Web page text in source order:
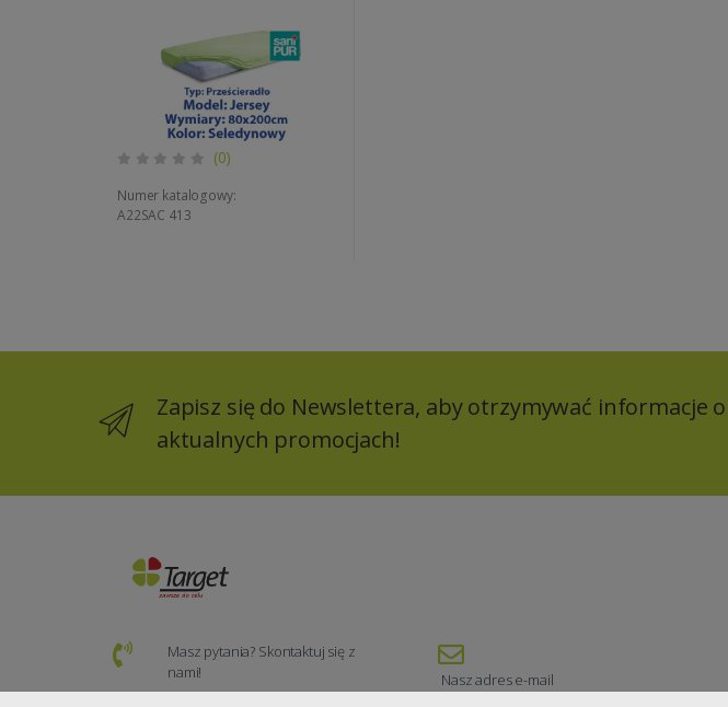
(0)
Numer katalogowy:
A22SAC 413
Zapisz się do Newslettera, aby otrzymywać informacje o
aktualnych promocjach!
Masz pytania? Skontaktuj się z
nami!
(+48) 74 840 50 30
Nasz adres e-mail